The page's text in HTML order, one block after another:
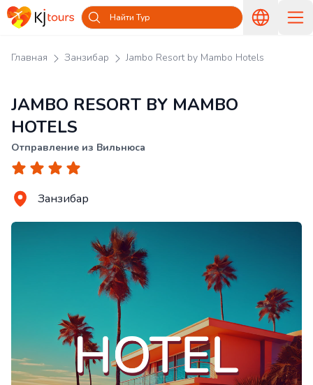
Найти Тур
Главная Занзибар Jambo Resort by Mambo Hotels
JAMBO RESORT BY MAMBO
HOTELS
Отправление из Вильнюса
Занзибар